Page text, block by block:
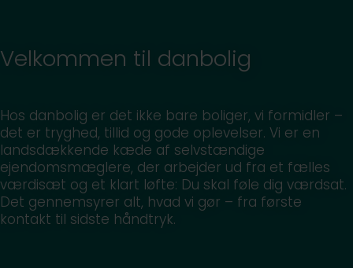
Velkommen til danbolig
Hos danbolig er det ikke bare boliger, vi formidler –
det er tryghed, tillid og gode oplevelser. Vi er en
landsdækkende kæde af selvstændige
ejendomsmæglere, der arbejder ud fra et fælles
værdisæt og et klart løfte: Du skal føle dig værdsat.
Det gennemsyrer alt, hvad vi gør – fra første
kontakt til sidste håndtryk.